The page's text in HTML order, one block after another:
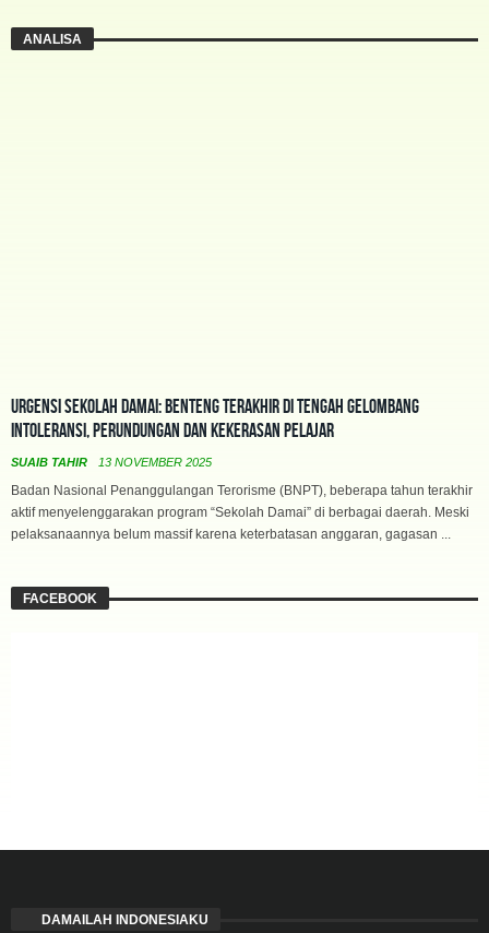
ANALISA
Urgensi Sekolah Damai: Benteng Terakhir di Tengah Gelombang
Intoleransi, Perundungan dan Kekerasan Pelajar
SUAIB TAHIR 13 NOVEMBER 2025
Badan Nasional Penanggulangan Terorisme (BNPT), beberapa tahun terakhir
aktif menyelenggarakan program “Sekolah Damai” di berbagai daerah. Meski
pelaksanaannya belum massif karena keterbatasan anggaran, gagasan ...
FACEBOOK
DAMAILAH INDONESIAKU